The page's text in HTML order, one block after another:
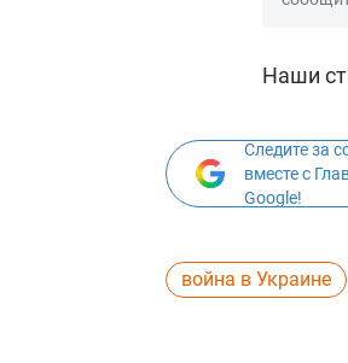
Наши
Следите за
вместе с
Google!
война в Украине